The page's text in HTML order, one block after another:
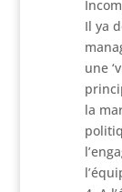
Il ya
une
la